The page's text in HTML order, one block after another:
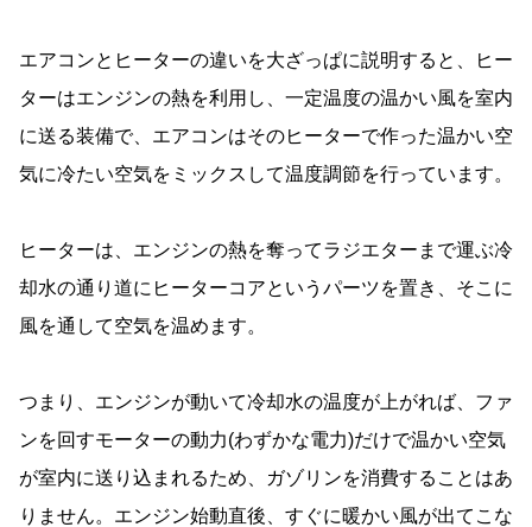
エアコンとヒーターの違いを大ざっぱに説明すると、ヒー
ターはエンジンの熱を利用し、一定温度の温かい風を室内
に送る装備で、エアコンはそのヒーターで作った温かい空
気に冷たい空気をミックスして温度調節を行っています。
ヒーターは、エンジンの熱を奪ってラジエターまで運ぶ冷
却水の通り道にヒーターコアというパーツを置き、そこに
風を通して空気を温めます。
つまり、エンジンが動いて冷却水の温度が上がれば、ファ
ンを回すモーターの動力(わずかな電力)だけで温かい空気
が室内に送り込まれるため、ガゾリンを消費することはあ
りません。エンジン始動直後、すぐに暖かい風が出てこな